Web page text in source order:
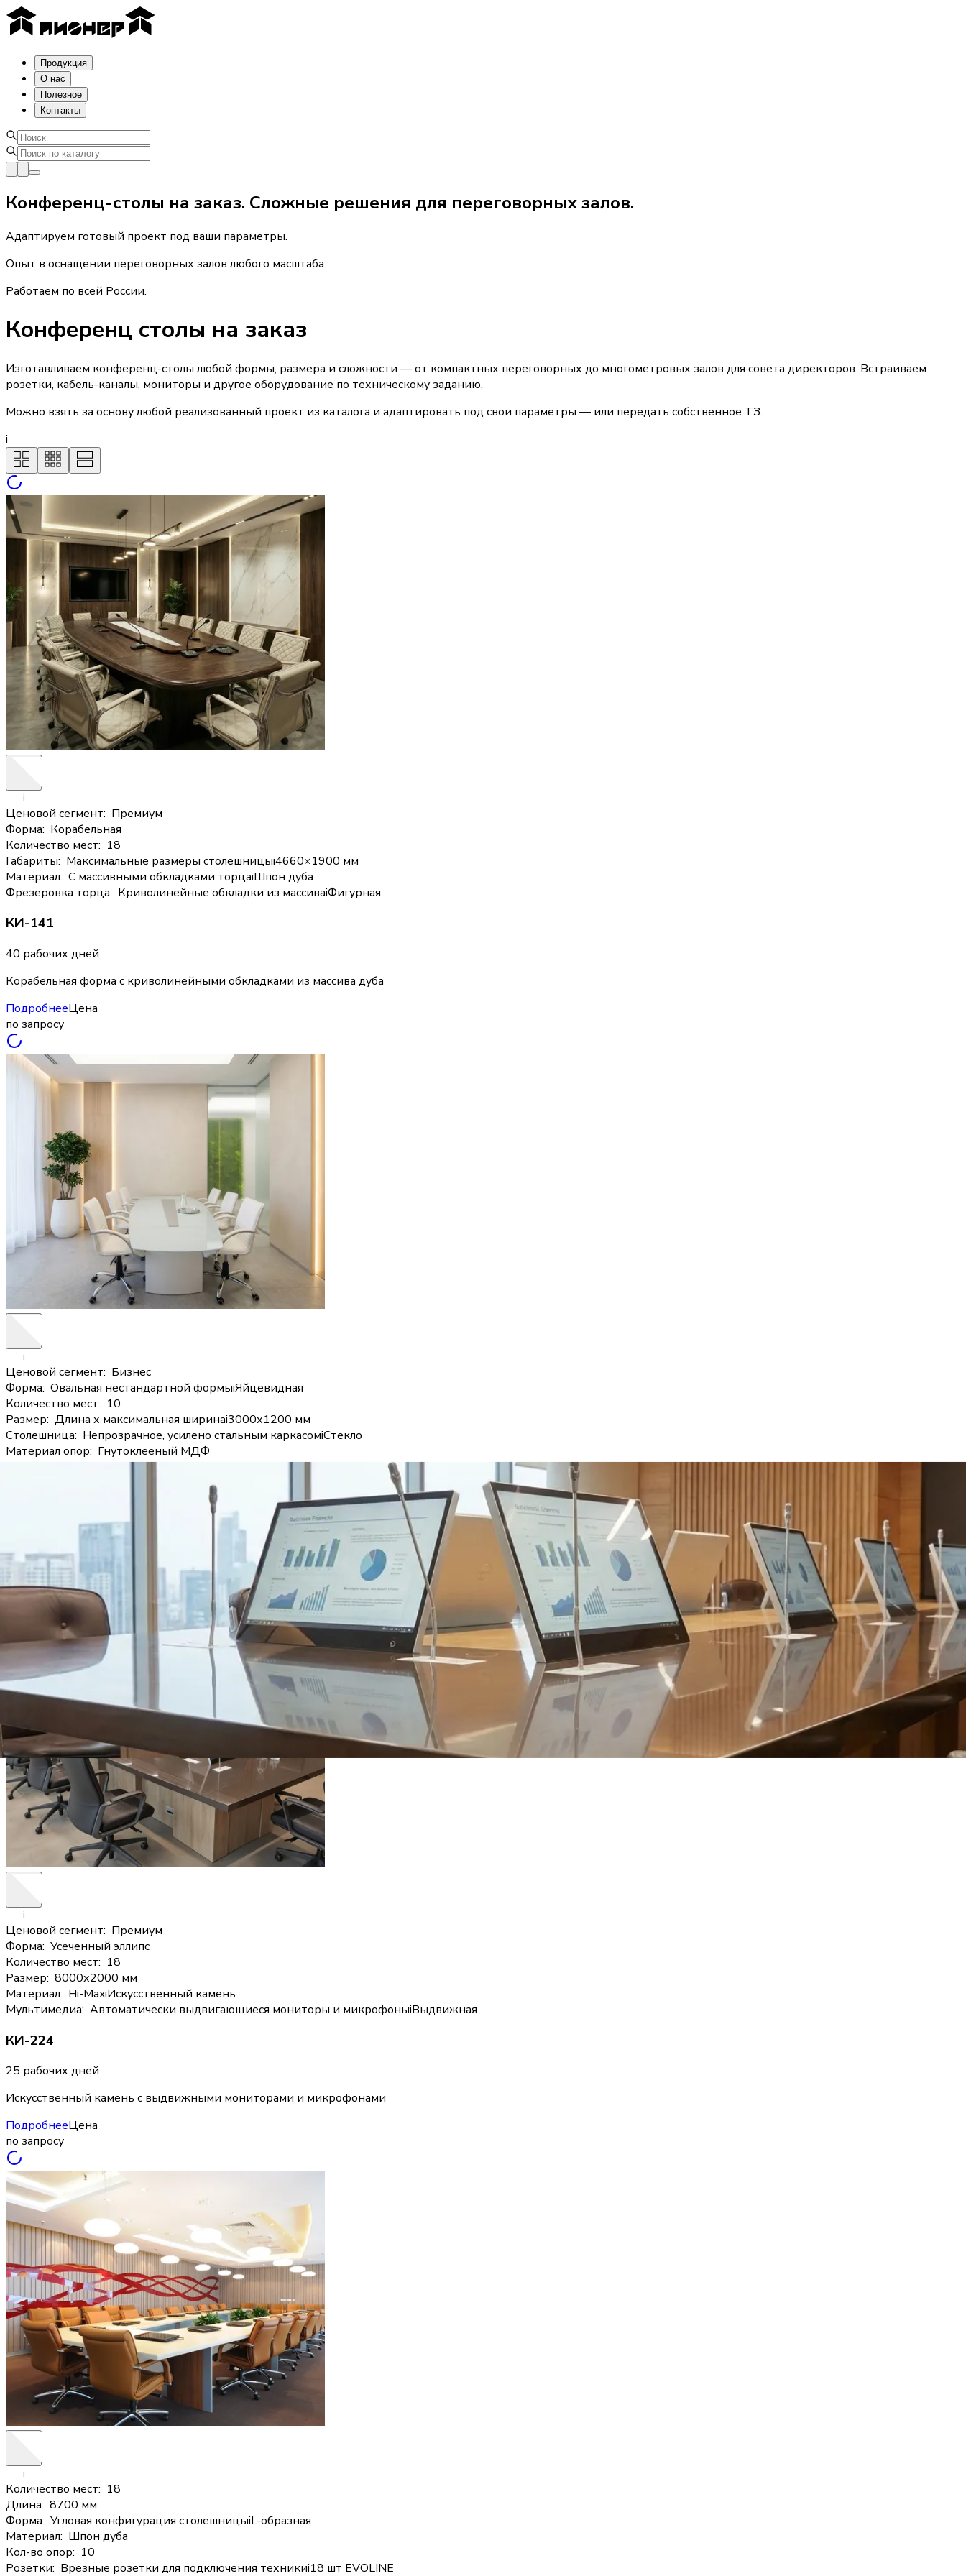
Продукция
О нас
Полезное
Контакты
Конференц-столы на заказ. Сложные решения для переговорных залов.
Адаптируем готовый проект под ваши параметры.
Опыт в оснащении переговорных залов любого масштаба.
Работаем по всей России.
Конференц столы на заказ
Изготавливаем конференц-столы любой формы, размера и сложности — от компактных переговорных до многометровых залов для совета директоров. Встраиваем
розетки, кабель-каналы, мониторы и другое оборудование по техническому заданию.
Можно взять за основу любой реализованный проект из каталога и адаптировать под свои параметры — или передать собственное ТЗ.
i
i
Ценовой сегмент: Премиум
Форма: Корабельная
Количество мест: 18
Габариты: Максимальные размеры столешницыi4660×1900 мм
Материал: С массивными обкладками торцаiШпон дуба
Фрезеровка торца: Криволинейные обкладки из массиваiФигурная
КИ-141
40 рабочих дней
Корабельная форма с криволинейными обкладками из массива дуба
ПодробнееЦена
по запросу
i
Ценовой сегмент: Бизнес
Форма: Овальная нестандартной формыiЯйцевидная
Количество мест: 10
Размер: Длина х максимальная ширинаi3000х1200 мм
Столешница: Непрозрачное, усилено стальным каркасомiСтекло
Материал опор: Гнутоклееный МДФ
Непрозрачное стекло и белый глянцевый HPL на стальном каркасе
ПодробнееЦена
по запросу
i
Ценовой сегмент: Премиум
Форма: Усеченный эллипс
Количество мест: 18
Размер: 8000х2000 мм
Материал: Hi-MaxiИскусственный камень
Мультимедиа: Автоматически выдвигающиеся мониторы и микрофоныiВыдвижная
КИ-224
25 рабочих дней
Искусственный камень с выдвижными мониторами и микрофонами
ПодробнееЦена
по запросу
i
Количество мест: 18
Длина: 8700 мм
Форма: Угловая конфигурация столешницыiL-образная
Материал: Шпон дуба
Кол-во опор: 10
Розетки: Врезные розетки для подключения техникиi18 шт EVOLINE